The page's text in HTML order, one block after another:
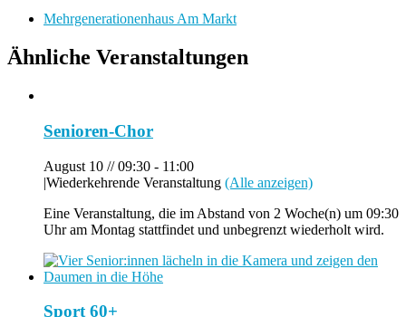
Mehrgenerationenhaus Am Markt
Ähnliche Veranstaltungen
Senioren-Chor
August 10 // 09:30 - 11:00
|Wiederkehrende Veranstaltung (Alle anzeigen)
Eine Veranstaltung, die im Abstand von 2 Woche(n) um 09:30
Uhr am Montag stattfindet und unbegrenzt wiederholt wird.
Sport 60+